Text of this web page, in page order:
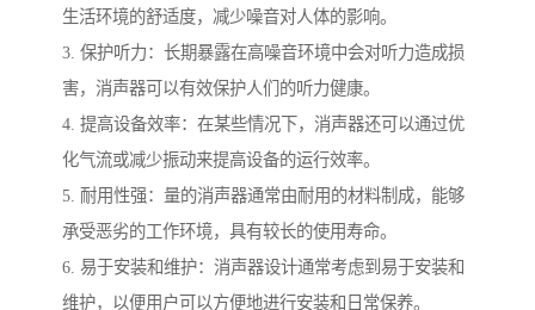
生活环境的舒适度，减少噪音对人体的影响。
3. 保护听力：长期暴露在高噪音环境中会对听力造成损
害，消声器可以有效保护人们的听力健康。
4. 提高设备效率：在某些情况下，消声器还可以通过优
化气流或减少振动来提高设备的运行效率。
5. 耐用性强：量的消声器通常由耐用的材料制成，能够
承受恶劣的工作环境，具有较长的使用寿命。
6. 易于安装和维护：消声器设计通常考虑到易于安装和
维护，以便用户可以方便地进行安装和日常保养。